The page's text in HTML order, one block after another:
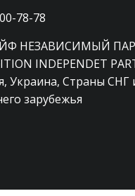
78-78
НЕЗАВИСИМЫЙ
INDEPENDET
Украина, Страны СНГ
зарубежья